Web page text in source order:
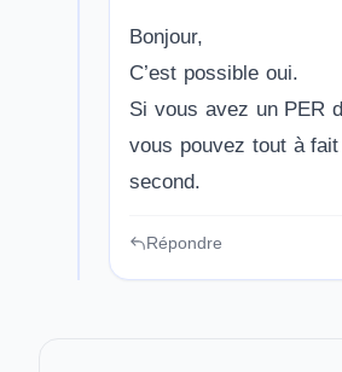
Bonjour,
C’est possible oui.
Si vous avez un PER
vous pouvez tout à
second.
Répondre